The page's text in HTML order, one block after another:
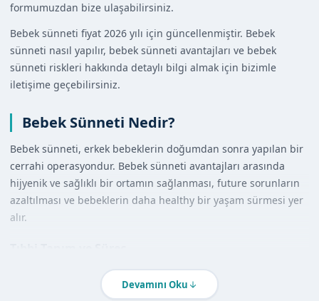
formumuzdan bize ulaşabilirsiniz.
Bebek sünneti fiyat 2026 yılı için güncellenmiştir. Bebek
sünneti nasıl yapılır, bebek sünneti avantajları ve bebek
sünneti riskleri hakkında detaylı bilgi almak için bizimle
iletişime geçebilirsiniz.
Bebek Sünneti Nedir?
Bebek sünneti, erkek bebeklerin doğumdan sonra yapılan bir
cerrahi operasyondur. Bebek sünneti avantajları arasında
hijyenik ve sağlıklı bir ortamın sağlanması, future sorunların
azaltılması ve bebeklerin daha healthy bir yaşam sürmesi yer
alır.
Bebek sünneti tıbbi olarak lokal anestezi altında yapılan bir
işlemdir. İşlem sırasında bebeklerin ağrı hissetmemesi için
Devamını Oku